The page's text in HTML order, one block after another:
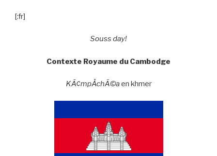
[:fr]
Souss day!
Contexte Royaume du Cambodge
KÃ¢mpÅ­chÃ©aen khmer